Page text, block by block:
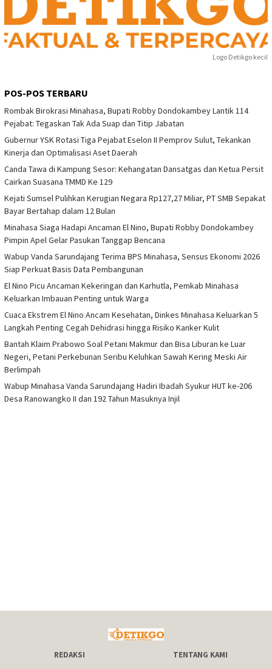
Logo Detikgo kecil
POS-POS TERBARU
Rombak Birokrasi Minahasa, Bupati Robby Dondokambey Lantik 114
Pejabat: Tegaskan Tak Ada Suap dan Titip Jabatan
Gubernur YSK Rotasi Tiga Pejabat Eselon II Pemprov Sulut, Tekankan
Kinerja dan Optimalisasi Aset Daerah
Canda Tawa di Kampung Sesor: Kehangatan Dansatgas dan Ketua Persit
Cairkan Suasana TMMD Ke 129
Kejati Sumsel Pulihkan Kerugian Negara Rp127,27 Miliar, PT SMB Sepakat
Bayar Bertahap dalam 12 Bulan
Minahasa Siaga Hadapi Ancaman El Nino, Bupati Robby Dondokambey
Pimpin Apel Gelar Pasukan Tanggap Bencana
Wabup Vanda Sarundajang Terima BPS Minahasa, Sensus Ekonomi 2026
Siap Perkuat Basis Data Pembangunan
El Nino Picu Ancaman Kekeringan dan Karhutla, Pemkab Minahasa
Keluarkan Imbauan Penting untuk Warga
Cuaca Ekstrem El Nino Ancam Kesehatan, Dinkes Minahasa Keluarkan 5
Langkah Penting Cegah Dehidrasi hingga Risiko Kanker Kulit
Bantah Klaim Prabowo Soal Petani Makmur dan Bisa Liburan ke Luar
Negeri, Petani Perkebunan Seribu Keluhkan Sawah Kering Meski Air
Berlimpah
Wabup Minahasa Vanda Sarundajang Hadiri Ibadah Syukur HUT ke-206
Desa Ranowangko II dan 192 Tahun Masuknya Injil
REDAKSI
TENTANG KAMI